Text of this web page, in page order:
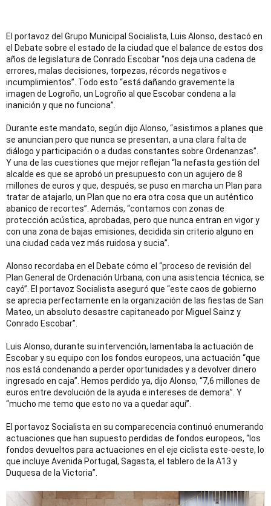
El portavoz del Grupo Municipal Socialista, Luis Alonso, destacó en
el Debate sobre el estado de la ciudad que el balance de estos dos
años de legislatura de Conrado Escobar “nos deja una cadena de
errores, malas decisiones, torpezas, récords negativos e
incumplimientos”. Todo esto “está dañando gravemente la
imagen de Logroño, un Logroño al que Escobar condena a la
inanición y que no funciona”.
Durante este mandato, según dijo Alonso, “asistimos a planes que
se anuncian pero que nunca se presentan, a una clara falta de
diálogo y participación o a dudas constantes sobre Ordenanzas”.
Y una de las cuestiones que mejor reflejan “la nefasta gestión del
alcalde es que se aprobó un presupuesto con un agujero de 8
millones de euros y que, después, se puso en marcha un Plan para
tratar de atajarlo, un Plan que no era otra cosa que un auténtico
abanico de recortes”. Además, “contamos con zonas de
protección acústica, aprobadas, pero que nunca entran en vigor y
con una zona de bajas emisiones, decidida sin criterio alguno en
una ciudad cada vez más ruidosa y sucia”.
Alonso recordaba en el Debate cómo el “proceso de revisión del
Plan General de Ordenación Urbana, con una asistencia técnica, se
cayó”. El portavoz Socialista aseguró que “este caos de gobierno
se aprecia perfectamente en la organización de las fiestas de San
Mateo, un absoluto desastre capitaneado por Miguel Sainz y
Conrado Escobar”.
Luis Alonso, durante su intervención, lamentaba la actuación de
Escobar y su equipo con los fondos europeos, una actuación “que
nos está condenando a perder oportunidades y a devolver dinero
ingresado en caja”. Hemos perdido ya, dijo Alonso, “7,6 millones de
euros entre devolución de la ayuda e intereses de demora”. Y
“mucho me temo que esto no va a quedar aquí”.
El portavoz Socialista en su comparecencia continuó enumerando
actuaciones que han supuesto perdidas de fondos europeos, “los
fondos devueltos para actuaciones en el eje ciclista este-oeste, lo
que incluye Avenida Portugal, Sagasta, el tablero de la A13 y
Duquesa de la Victoria”.